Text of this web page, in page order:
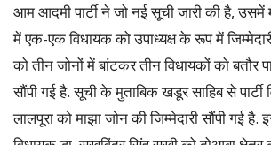
आम आदमी पार्टी ने जो नई सूची जारी की है, उसमें
में एक-एक विधायक को उपाध्यक्ष के रूप में
को तीन जोनों में बांटकर तीन विधायकों को बतौर
सौंपी गई है. सूची के मुताबिक खडूर साहिब से
लालपूरा को माझा जोन की जिम्मेदारी सौंपी गई